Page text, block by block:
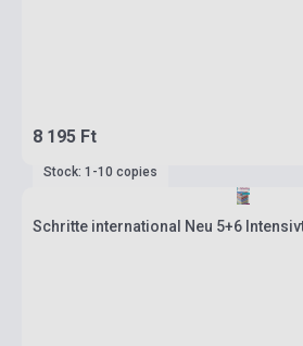
8 195 Ft
Stock: 1-10 copies
Schritte international Neu 5+6